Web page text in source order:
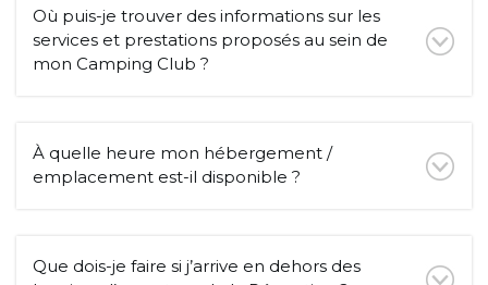
Où puis-je trouver des informations sur les
services et prestations proposés au sein de
mon Camping Club ?
À quelle heure mon hébergement /
emplacement est-il disponible ?
Que dois-je faire si j’arrive en dehors des